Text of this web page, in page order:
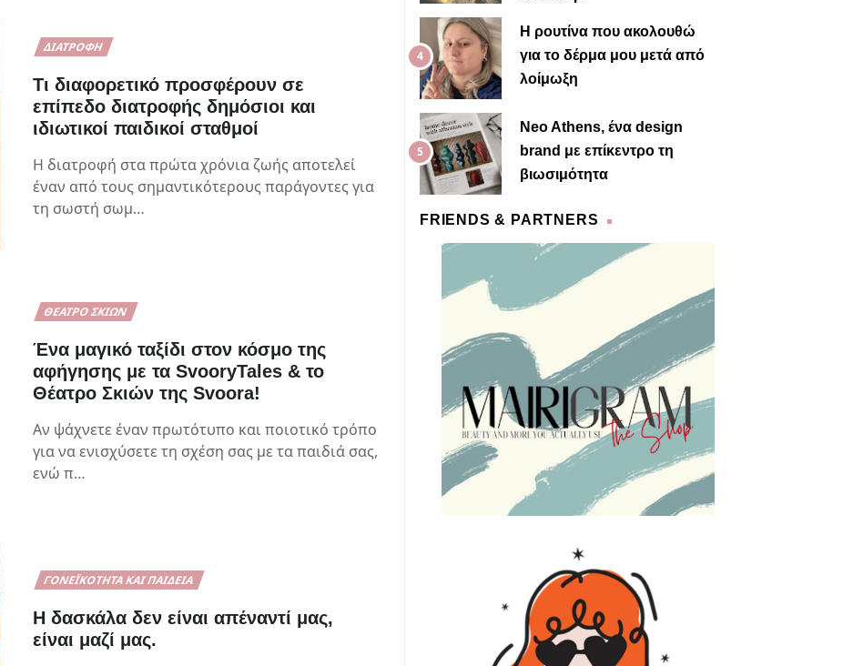
ΔΙΑΤΡΟΦΉ
Τι διαφορετικό προσφέρουν σε
επίπεδο διατροφής δημόσιοι και
ιδιωτικοί παιδικοί σταθμοί
Η διατροφή στα πρώτα χρόνια ζωής αποτελεί
έναν από τους σημαντικότερους παράγοντες για
τη σωστή σωμ…
ΘΈΑΤΡΟ ΣΚΙΏΝ
Ένα μαγικό ταξίδι στον κόσμο της
αφήγησης με τα SvooryTales & το
Θέατρο Σκιών της Svoora!
Αν ψάχνετε έναν πρωτότυπο και ποιοτικό τρόπο
για να ενισχύσετε τη σχέση σας με τα παιδιά σας,
ενώ π…
ΓΟΝΕΪΚΌΤΗΤΑ ΚΑΙ ΠΑΙΔΕΊΑ
Η δασκάλα δεν είναι απέναντί μας,
είναι μαζί μας.
Η ρουτίνα που ακολουθώ
για το δέρμα μου μετά από
λοίμωξη
Neo Athens, ένα design
brand με επίκεντρο τη
βιωσιμότητα
FRIENDS & PARTNERS